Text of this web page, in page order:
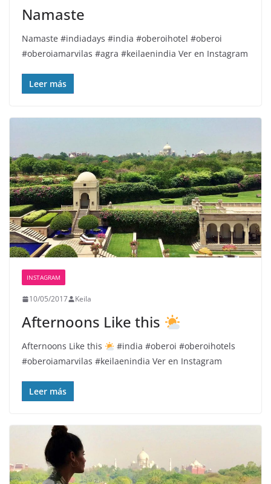
Namaste️
Namaste️ #indiadays #india #oberoihotel #oberoi
#oberoiamarvilas #agra #keilaenindia Ver en Instagram
Leer más
INSTAGRAM
10/05/2017 Keila
Afternoons Like this
Afternoons Like this
#india #oberoi #oberoihotels
#oberoiamarvilas #keilaenindia Ver en Instagram
Leer más